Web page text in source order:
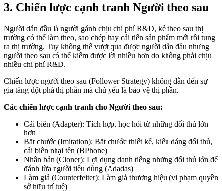
3. Chiến lược cạnh tranh Người theo sau
Người dẫn đầu là người gánh chịu chi phí R&D, kẻ theo sau thị
trường có thể làm theo, sao chép hay cải tiến sản phẩm mới rồi tung
ra thị trường. Tuy không thể vượt qua được người dẫn đầu nhưng
người theo sau có thể kiếm được lời nhiều hơn do không phải chịu
nhiều chi phí R&D.
Chiến lược người theo sau (Follower Strategy) không dẫn đến sự
gia tăng đột phá thị phần mà chủ yếu là bảo vệ thị phần.
Các chiến lược cạnh tranh cho Người theo sau:
Cải biên (Adapter): Tích hợp, học hỏi từ những đối thủ lớn
hơn
Bắt chước (Imitation): Bắt chước thiết kế, kiểu dáng đổi thủ,
cải biên nhại tên (BPhone)
Nhân bản (Cloner): Lợi dụng danh tiếng những đối thủ lớn để
đánh lừa người tiêu dùng (Adadas)
Làm giả (Counterfeiter): Làm giả thương hiệu (vi phạm quyền
sở hữu trí tuệ)